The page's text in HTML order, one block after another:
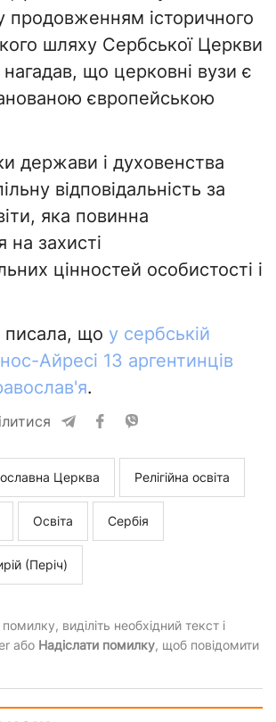
продовженням історичного
шляху Сербської Церкви
нагадав, що церковні вузи є
європейською
держави і духовенства
відповідальність за
яка повинна
на захисті
цінностей особистості і
що у сербській
Айресі 13 аргентинців
.
Церква Релігійна освіта
Освіта Сербія
(Періч)
виділіть необхідний текст і
або Надіслати помилку, щоб повідомити